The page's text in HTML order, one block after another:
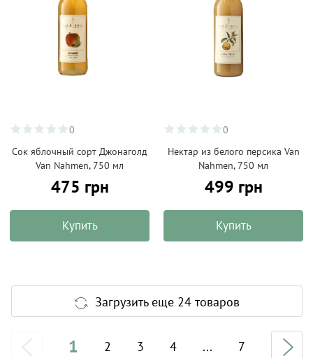
0
Сок яблочный сорт Джонаголд
Van Nahmen, 750 мл
475 грн
Купить
0
Нектар из белого персика Van
Nahmen, 750 мл
499 грн
Купить
Загрузить еще 24 товаров
1 2 3 4 ... 7